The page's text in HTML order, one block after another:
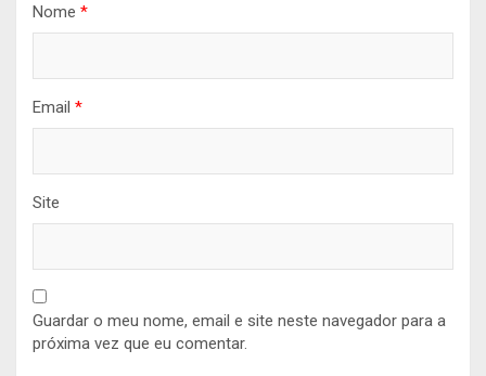
Nome *
Email *
Site
Guardar o meu nome, email e site neste navegador para a
próxima vez que eu comentar.